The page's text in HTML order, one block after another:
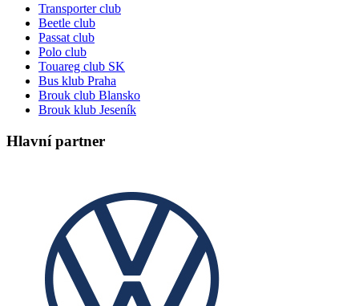
Transporter club
Beetle club
Passat club
Polo club
Touareg club SK
Bus klub Praha
Brouk club Blansko
Brouk klub Jeseník
Hlavní partner